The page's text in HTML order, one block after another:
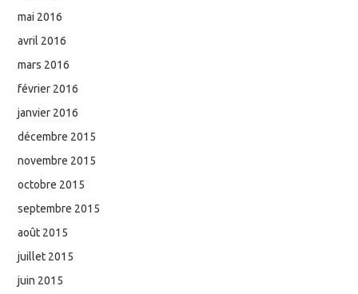
mai 2016
avril 2016
mars 2016
février 2016
janvier 2016
décembre 2015
novembre 2015
octobre 2015
septembre 2015
août 2015
juillet 2015
juin 2015